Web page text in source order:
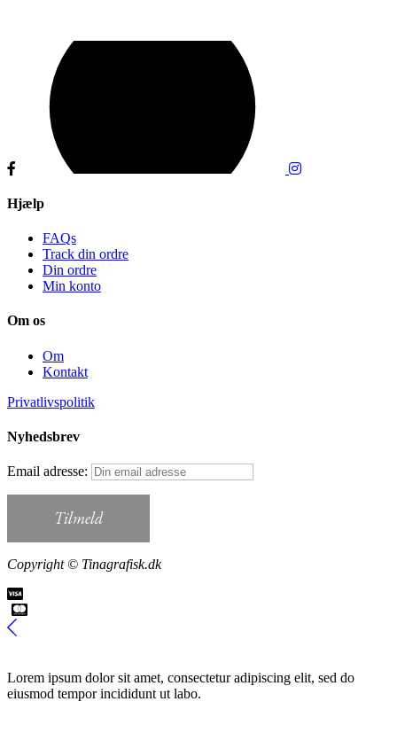
Hjælp
FAQs
Track din ordre
Din ordre
Min konto
Om os
Om
Kontakt
Privatlivspolitik
Nyhedsbrev
Email adresse:
Copyright © Tinagrafisk.dk
Lorem ipsum dolor sit amet, consectetur adipiscing elit, sed do
eiusmod tempor incididunt ut labo.